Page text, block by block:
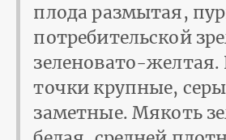
плода размытая,
потребительской
зеленовато-
точки крупные,
заметные. Мякоть